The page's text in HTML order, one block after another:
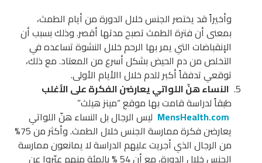
وأخيراً قد يختصر الجنس خلال الدورة من أيام الطمث،
بمعنى أن فترة الطمث تصبح مدتها أقصر. وذلك بسبب أن
الإنقباضات التي يمر بها الرحم خلال النشوة تساعده في
التخلص من دم الحيض بشكل أسرع من المعتاد. مع ذلك،
توقعي تدفقاً أكبر للدم خلال االأيام الأولى.
النساء هنّ اللواتي يعارضن الفكرة على الأغلب
طبقاً لدراسة قامت بها موقع “مينز هيلث”
MensHealth.com ليس الرجال بل النساء هنّ اللواتي
يعارضن فكرة ممارسة الجنس خلال الطمث. وأكثر من 75%
من الرجال الذي أجريت عليهم الدراسة لا يمانعون ممارسة
الجنس خلال الدورة، مع أن 54 % بالمئة منهم عبّروا عن